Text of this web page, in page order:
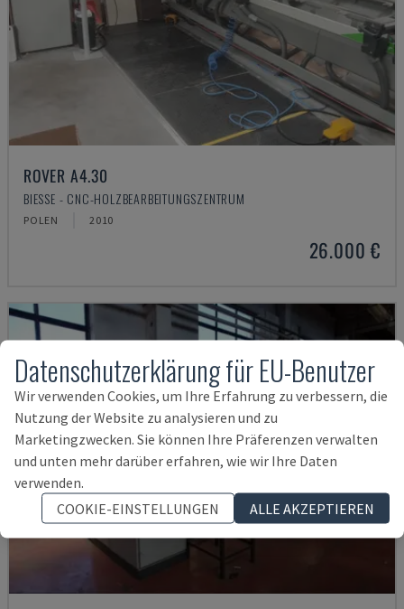
ROVER A4.30
BIESSE - CNC-HOLZBEARBEITUNGSZENTRUM
POLEN 2010
26.000 €
Datenschutzerklärung für EU-Benutzer
Wir verwenden Cookies, um Ihre Erfahrung zu verbessern, die
Nutzung der Website zu analysieren und zu
Marketingzwecken. Sie können Ihre Präferenzen verwalten
und unten mehr darüber erfahren, wie wir Ihre Daten
verwenden.
COOKIE-EINSTELLUNGEN
ALLE AKZEPTIEREN